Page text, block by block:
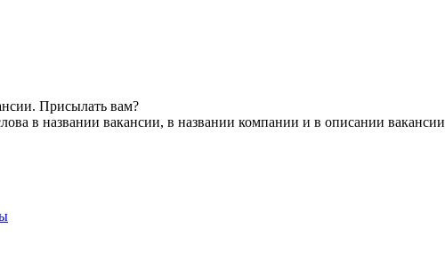
Присылать вам?
в названии вакансии, в названии компании и в описании вакансии